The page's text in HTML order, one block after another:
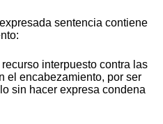
sentencia contiene
interpuesto contra las
el encabezamiento, por ser
sin hacer expresa condena